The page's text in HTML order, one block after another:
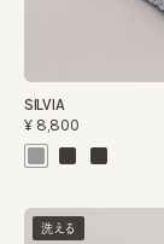
SILVIA
¥8,800
洗える